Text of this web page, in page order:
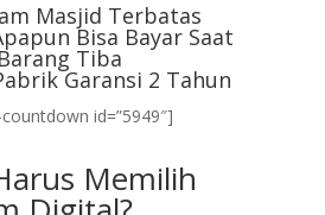
Masjid Terbatas
Bisa Bayar Saat
Barang Tiba
Garansi 2 Tahun
id=”5949″]
Memilih